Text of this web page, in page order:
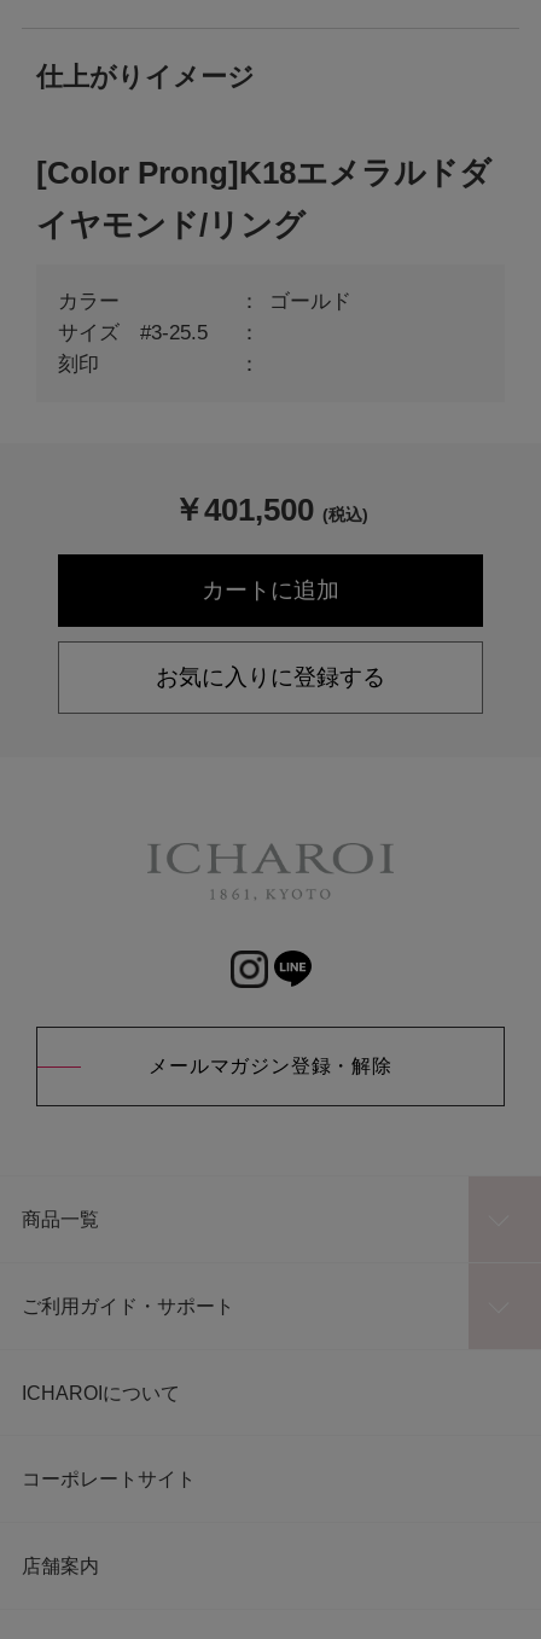
仕上がりイメージ
[Color Prong]K18エメラルドダ
イヤモンド/リング
カラー
ゴールド
サイズ #3-25.5
刻印
￥401,500 (税込)
お気に入りに登録する
メールマガジン登録・解除
商品一覧
ご利用ガイド・サポート
ICHAROIについて
コーポレートサイト
店舗案内